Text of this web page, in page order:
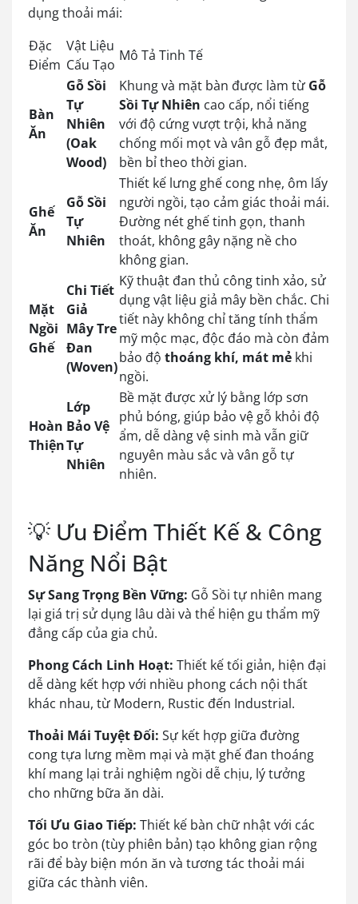
dụng thoải mái:
Đặc
Điểm
Vật Liệu
Cấu Tạo
Mô Tả Tinh Tế
Bàn
Ăn
Gỗ Sồi
Tự
Nhiên
(Oak
Wood)
Khung và mặt bàn được làm từ Gỗ
Sồi Tự Nhiên cao cấp, nổi tiếng
với độ cứng vượt trội, khả năng
chống mối mọt và vân gỗ đẹp mắt,
bền bỉ theo thời gian.
Ghế
Ăn
Gỗ Sồi
Tự
Nhiên
Thiết kế lưng ghế cong nhẹ, ôm lấy
người ngồi, tạo cảm giác thoải mái.
Đường nét ghế tinh gọn, thanh
thoát, không gây nặng nề cho
không gian.
Mặt
Ngồi
Ghế
Chi Tiết
Giả
Mây Tre
Đan
(Woven)
Kỹ thuật đan thủ công tinh xảo, sử
dụng vật liệu giả mây bền chắc. Chi
tiết này không chỉ tăng tính thẩm
mỹ mộc mạc, độc đáo mà còn đảm
bảo độ thoáng khí, mát mẻ khi
ngồi.
Hoàn
Thiện
Lớp
Bảo Vệ
Tự
Nhiên
Bề mặt được xử lý bằng lớp sơn
phủ bóng, giúp bảo vệ gỗ khỏi độ
ẩm, dễ dàng vệ sinh mà vẫn giữ
nguyên màu sắc và vân gỗ tự
nhiên.
💡 Ưu Điểm Thiết Kế & Công
Năng Nổi Bật
Sự Sang Trọng Bền Vững: Gỗ Sồi tự nhiên mang
lại giá trị sử dụng lâu dài và thể hiện gu thẩm mỹ
đẳng cấp của gia chủ.
Phong Cách Linh Hoạt: Thiết kế tối giản, hiện đại
dễ dàng kết hợp với nhiều phong cách nội thất
khác nhau, từ Modern, Rustic đến Industrial.
Thoải Mái Tuyệt Đối: Sự kết hợp giữa đường
cong tựa lưng mềm mại và mặt ghế đan thoáng
khí mang lại trải nghiệm ngồi dễ chịu, lý tưởng
cho những bữa ăn dài.
Tối Ưu Giao Tiếp: Thiết kế bàn chữ nhật với các
góc bo tròn (tùy phiên bản) tạo không gian rộng
rãi để bày biện món ăn và tương tác thoải mái
giữa các thành viên.